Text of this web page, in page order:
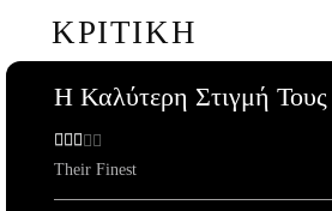
ΚΡΙΤΙΚΗ
Η Καλύτερη Στιγμή Τους
Their Finest